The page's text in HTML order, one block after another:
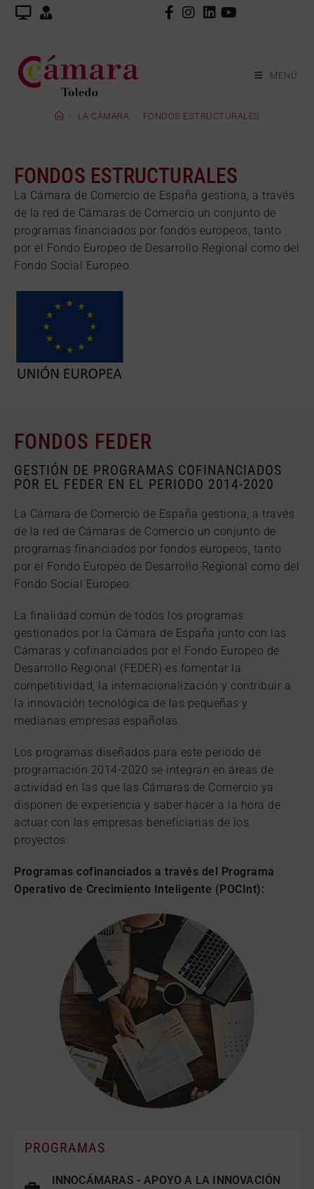
MENÚ
LA CÁMARA FONDOS ESTRUCTURALES
FONDOS ESTRUCTURALES
La Cámara de Comercio de España gestiona, a través
de la red de Cámaras de Comercio un conjunto de
programas financiados por fondos europeos, tanto
por el Fondo Europeo de Desarrollo Regional como del
Fondo Social Europeo.
FONDOS FEDER
GESTIÓN DE PROGRAMAS COFINANCIADOS
POR EL FEDER EN EL PERIODO 2014-2020
La Cámara de Comercio de España gestiona, a través
de la red de Cámaras de Comercio un conjunto de
programas financiados por fondos europeos, tanto
por el Fondo Europeo de Desarrollo Regional como del
Fondo Social Europeo.
La finalidad común de todos los programas
gestionados por la Cámara de España junto con las
Cámaras y cofinanciados por el Fondo Europeo de
Desarrollo Regional (FEDER) es fomentar la
competitividad, la internacionalización y contribuir a
la innovación tecnológica de las pequeñas y
medianas empresas españolas.
Los programas diseñados para este periodo de
programación 2014-2020 se integran en áreas de
actividad en las que las Cámaras de Comercio ya
disponen de experiencia y saber hacer a la hora de
actuar con las empresas beneficiarias de los
proyectos.
Programas cofinanciados a través del Programa
Operativo de Crecimiento Inteligente (POCInt):
PROGRAMAS
INNOCÁMARAS - APOYO A LA INNOVACIÓN